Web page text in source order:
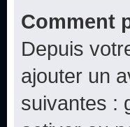
Comment
Depuis
ajouter un
suivantes :